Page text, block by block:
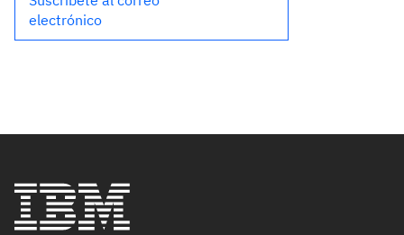
electrónico